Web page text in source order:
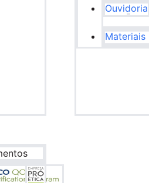
Ouvidoria